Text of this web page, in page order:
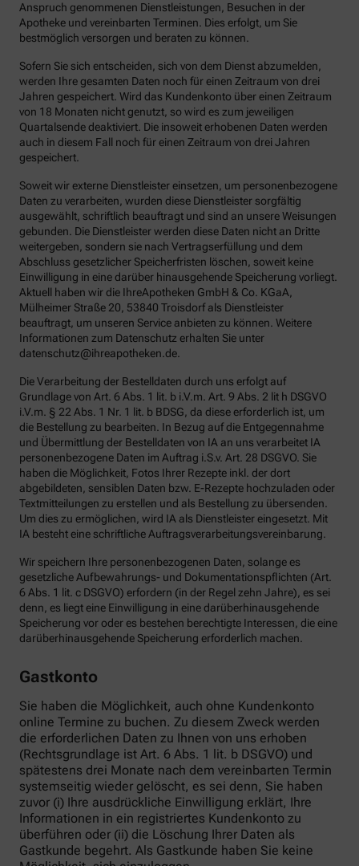
Anspruch genommenen Dienstleistungen, Besuchen in der
Apotheke und vereinbarten Terminen. Dies erfolgt, um Sie
bestmöglich versorgen und beraten zu können.
Sofern Sie sich entscheiden, sich von dem Dienst abzumelden,
werden Ihre gesamten Daten noch für einen Zeitraum von drei
Jahren gespeichert. Wird das Kundenkonto über einen Zeitraum
von 18 Monaten nicht genutzt, so wird es zum jeweiligen
Quartalsende deaktiviert. Die insoweit erhobenen Daten werden
auch in diesem Fall noch für einen Zeitraum von drei Jahren
gespeichert.
Soweit wir externe Dienstleister einsetzen, um personenbezogene
Daten zu verarbeiten, wurden diese Dienstleister sorgfältig
ausgewählt, schriftlich beauftragt und sind an unsere Weisungen
gebunden. Die Dienstleister werden diese Daten nicht an Dritte
weitergeben, sondern sie nach Vertragserfüllung und dem
Abschluss gesetzlicher Speicherfristen löschen, soweit keine
Einwilligung in eine darüber hinausgehende Speicherung vorliegt.
Aktuell haben wir die IhreApotheken GmbH & Co. KGaA,
Mülheimer Straße 20, 53840 Troisdorf als Dienstleister
beauftragt, um unseren Service anbieten zu können. Weitere
Informationen zum Datenschutz erhalten Sie unter
datenschutz@ihreapotheken.de.
Die Verarbeitung der Bestelldaten durch uns erfolgt auf
Grundlage von Art. 6 Abs. 1 lit. b i.V.m. Art. 9 Abs. 2 lit h DSGVO
i.V.m. § 22 Abs. 1 Nr. 1 lit. b BDSG, da diese erforderlich ist, um
die Bestellung zu bearbeiten. In Bezug auf die Entgegennahme
und Übermittlung der Bestelldaten von IA an uns verarbeitet IA
personenbezogene Daten im Auftrag i.S.v. Art. 28 DSGVO. Sie
haben die Möglichkeit, Fotos Ihrer Rezepte inkl. der dort
abgebildeten, sensiblen Daten bzw. E-Rezepte hochzuladen oder
Textmitteilungen zu erstellen und als Bestellung zu übersenden.
Um dies zu ermöglichen, wird IA als Dienstleister eingesetzt. Mit
IA besteht eine schriftliche Auftragsverarbeitungsvereinbarung.
Wir speichern Ihre personenbezogenen Daten, solange es
gesetzliche Aufbewahrungs- und Dokumentationspflichten (Art.
6 Abs. 1 lit. c DSGVO) erfordern (in der Regel zehn Jahre), es sei
denn, es liegt eine Einwilligung in eine darüberhinausgehende
Speicherung vor oder es bestehen berechtigte Interessen, die eine
darüberhinausgehende Speicherung erforderlich machen.
Gastkonto
Sie haben die Möglichkeit, auch ohne Kundenkonto
online Termine zu buchen. Zu diesem Zweck werden
die erforderlichen Daten zu Ihnen von uns erhoben
(Rechtsgrundlage ist Art. 6 Abs. 1 lit. b DSGVO) und
spätestens drei Monate nach dem vereinbarten Termin
systemseitig wieder gelöscht, es sei denn, Sie haben
zuvor (i) Ihre ausdrückliche Einwilligung erklärt, Ihre
Informationen in ein registriertes Kundenkonto zu
überführen oder (ii) die Löschung Ihrer Daten als
Gastkunde begehrt. Als Gastkunde haben Sie keine